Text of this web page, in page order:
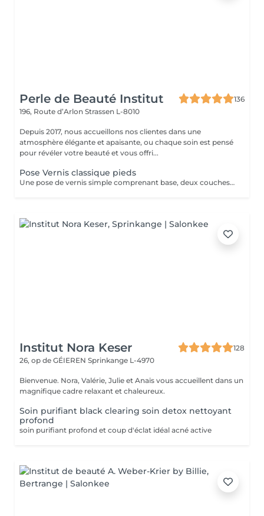
Perle de Beauté Institut
136
196, Route d’Arlon Strassen L-8010
Depuis 2017, nous accueillons nos clientes dans une
atmosphère élégante et apaisante, ou chaque soin est pensé
pour révéler votre beauté et vous offri...
Pose Vernis classique pieds
Une pose de vernis simple comprenant base, deux couches de couleur et top coat.
Institut Nora Keser
128
26, op de GÉIEREN Sprinkange L-4970
Bienvenue. Nora, Valérie, Julie et Anaïs vous accueillent dans un
magnifique cadre relaxant et chaleureux.
Soin purifiant black clearing soin detox nettoyant
profond
soin purifiant profond et coup d'éclat idéal acné active